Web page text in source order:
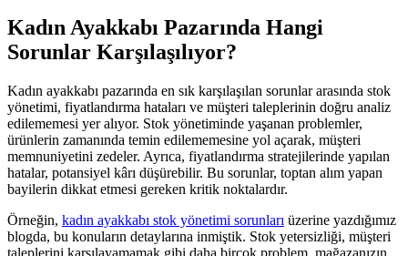
Kadın Ayakkabı Pazarında Hangi
Sorunlar Karşılaşılıyor?
Kadın ayakkabı pazarında en sık karşılaşılan sorunlar arasında stok
yönetimi, fiyatlandırma hataları ve müşteri taleplerinin doğru analiz
edilememesi yer alıyor. Stok yönetiminde yaşanan problemler,
ürünlerin zamanında temin edilememesine yol açarak, müşteri
memnuniyetini zedeler. Ayrıca, fiyatlandırma stratejilerinde yapılan
hatalar, potansiyel kârı düşürebilir. Bu sorunlar, toptan alım yapan
bayilerin dikkat etmesi gereken kritik noktalardır.
Örneğin, kadın ayakkabı stok yönetimi sorunları üzerine yazdığımız
blogda, bu konuların detaylarına inmiştik. Stok yetersizliği, müşteri